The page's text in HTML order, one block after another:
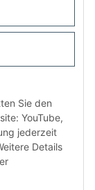
Sie den
YouTube,
jederzeit
Details